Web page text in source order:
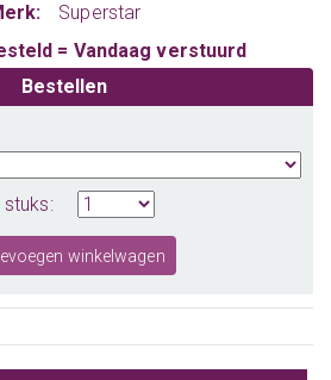
Superstar
= Vandaag verstuurd
Bestellen
stuks:
winkelwagen